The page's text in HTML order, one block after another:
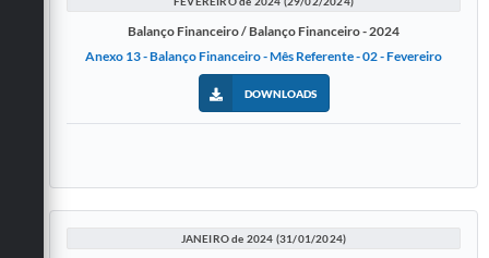
Balanço Financeiro / Balanço Financeiro - 2024
Anexo 13 - Balanço Financeiro - Mês Referente - 02 - Fevereiro
DOWNLOADS
JANEIRO de 2024 (31/01/2024)